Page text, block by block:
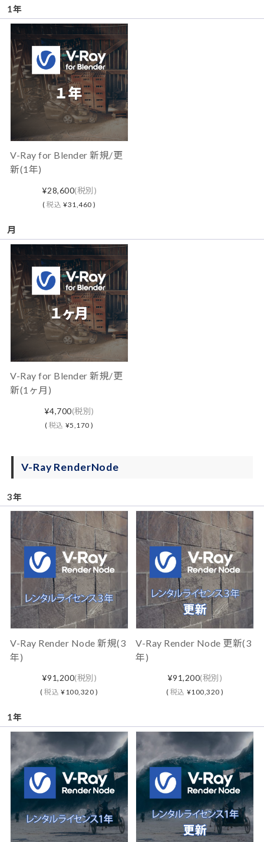
1年
V-Ray for Blender 新規/更
新(1年)
¥28,600(税別)
(税込 ¥31,460 )
月
V-Ray for Blender 新規/更
新(1ヶ月)
¥4,700(税別)
( 税込 ¥5,170 )
V-Ray RenderNode
3年
V-Ray Render Node 新規(3
年)
¥91,200(税別)
(税込 ¥100,320 )
V-Ray Render Node 更新(3
年)
¥91,200(税別)
( 税込 ¥100,320 )
1年